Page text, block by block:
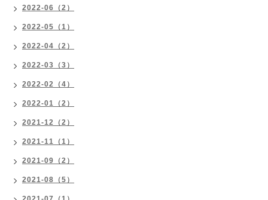
2022-06（2）
2022-05（1）
2022-04（2）
2022-03（3）
2022-02（4）
2022-01（2）
2021-12（2）
2021-11（1）
2021-09（2）
2021-08（5）